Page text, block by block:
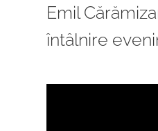
Emil
întâlnire